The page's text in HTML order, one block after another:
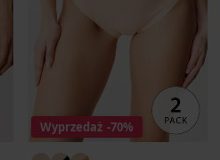
Wyprzedaż -70%